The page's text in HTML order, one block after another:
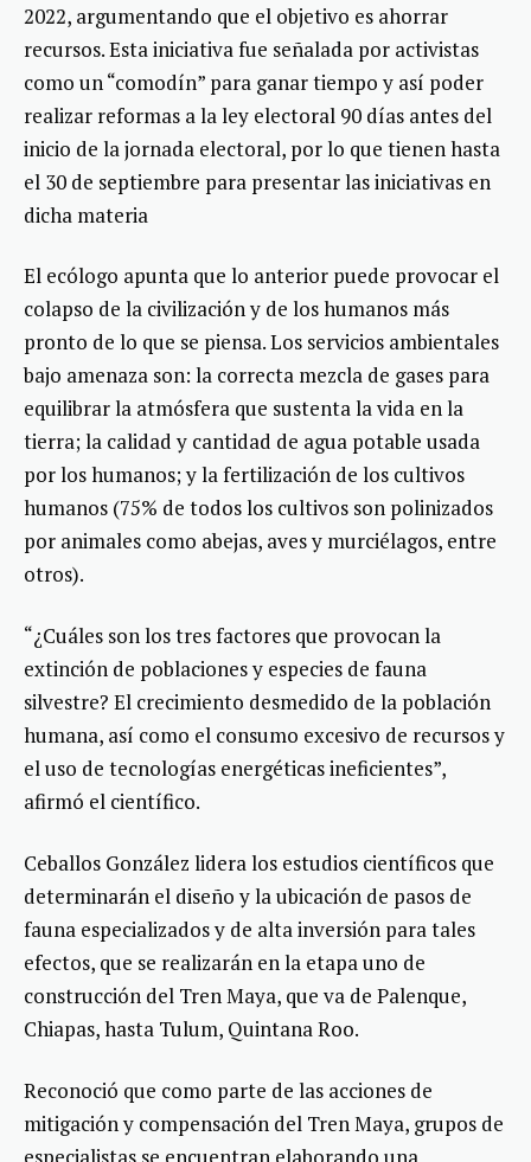
2022, argumentando que el objetivo es ahorrar
recursos. Esta iniciativa fue señalada por activistas
como un “comodín” para ganar tiempo y así poder
realizar reformas a la ley electoral 90 días antes del
inicio de la jornada electoral, por lo que tienen hasta
el 30 de septiembre para presentar las iniciativas en
dicha materia
El ecólogo apunta que lo anterior puede provocar el
colapso de la civilización y de los humanos más
pronto de lo que se piensa. Los servicios ambientales
bajo amenaza son: la correcta mezcla de gases para
equilibrar la atmósfera que sustenta la vida en la
tierra; la calidad y cantidad de agua potable usada
por los humanos; y la fertilización de los cultivos
humanos (75% de todos los cultivos son polinizados
por animales como abejas, aves y murciélagos, entre
otros).
“¿Cuáles son los tres factores que provocan la
extinción de poblaciones y especies de fauna
silvestre? El crecimiento desmedido de la población
humana, así como el consumo excesivo de recursos y
el uso de tecnologías energéticas ineficientes”,
afirmó el científico.
Ceballos González lidera los estudios científicos que
determinarán el diseño y la ubicación de pasos de
fauna especializados y de alta inversión para tales
efectos, que se realizarán en la etapa uno de
construcción del Tren Maya, que va de Palenque,
Chiapas, hasta Tulum, Quintana Roo.
Reconoció que como parte de las acciones de
mitigación y compensación del Tren Maya, grupos de
especialistas se encuentran elaborando una